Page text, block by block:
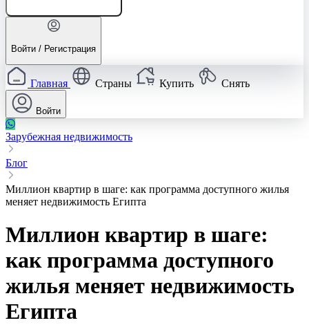
Войти / Регистрация
Главная Страны Купить Снять
Войти
Зарубежная недвижимость
Блог
Миллион квартир в шаге: как программа доступного жилья
меняет недвижимость Египта
Миллион квартир в шаге:
как программа доступного
жилья меняет недвижимость
Египта